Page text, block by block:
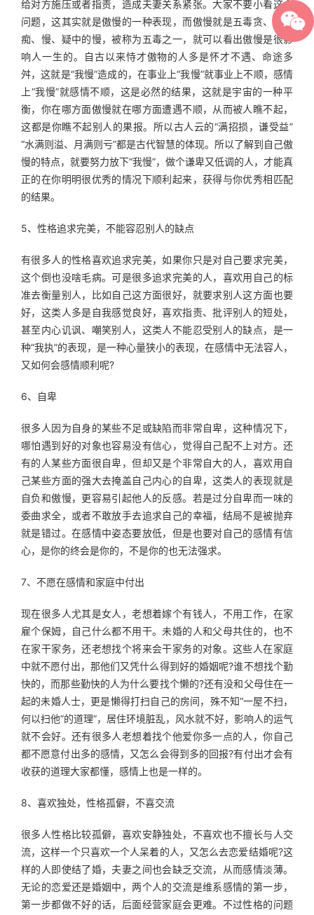
给对方施压或者指责，造成夫妻关系紧张。大家不要小看这个
问题，这其实就是傲慢的一种表现，而傲慢就是五毒贪、嗔、
痴、慢、疑中的慢，被称为五毒之一，就可以看出傲慢是很影
响人一生的。自古以来恃才傲物的人多是怀才不遇、命途多
舛，这就是“我慢”造成的，在事业上“我慢”就事业上不顺，感情
上“我慢”就感情不顺，这是必然的结果，这就是宇宙的一种平
衡，你在哪方面傲慢就在哪方面遭遇不顺，从而被人瞧不起，
这都是你瞧不起别人的果报。所以古人云的“满招损，谦受益”
“水满则溢、月满则亏”都是古代智慧的体现。所以了解到自己傲
慢的特点，就要努力放下“我慢”，做个谦卑又低调的人，才能真
正的在你明明很优秀的情况下顺利起来，获得与你优秀相匹配
的结果。
5、性格追求完美，不能容忍别人的缺点
有很多人的性格喜欢追求完美，如果你只是对自己要求完美，
这个倒也没啥毛病。可是很多追求完美的人，喜欢用自己的标
准去衡量别人，比如自己这方面很好，就要求别人这方面也要
好，这类人多是自我感觉良好，喜欢指责、批评别人的短处，
甚至内心讥讽、嘲笑别人，这类人不能忍受别人的缺点，是一
种“我执”的表现，是一种心量狭小的表现，在感情中无法容人，
又如何会感情顺利呢?
6、自卑
很多人因为自身的某些不足或缺陷而非常自卑，这种情况下，
哪怕遇到好的对象也容易没有信心，觉得自己配不上对方。还
有的人某些方面很自卑，但却又是个非常自大的人，喜欢用自
己某些方面的强大去掩盖自己内心的自卑，这类人的表现就是
自负和傲慢，更容易引起他人的反感。若是过分自卑而一味的
委曲求全，或者不敢放手去追求自己的幸福，结局不是被抛弃
就是错过。在感情中姿态要放低，但是也要对自己的感情有信
心，是你的终会是你的，不是你的也无法强求。
7、不愿在感情和家庭中付出
现在很多人尤其是女人，老想着嫁个有钱人，不用工作，在家
雇个保姆，自己什么都不用干。未婚的人和父母共住的，也不
在家干家务，还老想找个将来会干家务的对象。这些人在家庭
中就不愿付出，那他们又凭什么得到好的婚姻呢?谁不想找个勤
快的，而那些勤快的人为什么要找个懒的?还有没和父母住在一
起的未婚人士，更是懒得打扫自己的房间，殊不知“一屋不扫，
何以扫他”的道理”，居住环境脏乱，风水就不好，影响人的运气
就不会好。还有很多人老想着找个他爱你多一点的人，你自己
都不愿意付出多的感情，又怎么会得到多的回报?有付出才会有
收获的道理大家都懂，感情上也是一样的。
8、喜欢独处，性格孤僻，不喜交流
很多人性格比较孤僻，喜欢安静独处，不喜欢也不擅长与人交
流，这样一个只喜欢一个人呆着的人，又怎么去恋爱结婚呢?这
样的人即使结了婚，夫妻之间也会缺乏交流，从而感情淡薄。
无论的恋爱还是婚姻中，两个人的交流是维系感情的第一步，
第一步都做不好的话，后面经营家庭会更难。不过性格的问题